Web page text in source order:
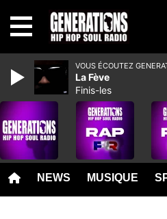
NEWS MUSIQUE
VOUS ÉCOUTEZ
La Fève
Finis-les